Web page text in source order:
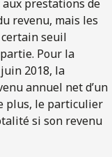
prestations de
revenu, mais les
seuil
Pour la
2018, la
annuel net d’un
plus, le particulier
si son revenu